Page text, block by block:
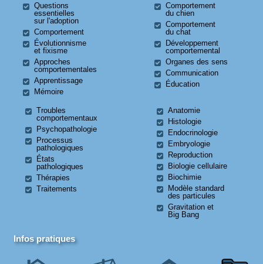
Questions
essentielles
sur l'adoption
Comportement
Évolutionnisme
et fixisme
Approches
comportementales
Apprentissage
Mémoire
Comportement
du chien
Comportement
du chat
Développement
comportemental
Organes des sens
Communication
Éducation
Troubles
comportementaux
Psychopathologie
Processus
pathologiques
États
pathologiques
Thérapies
Traitements
Anatomie
Histologie
Endocrinologie
Embryologie
Reproduction
Biologie cellulaire
Biochimie
Modèle standard
des particules
Gravitation et
Big Bang
Infos pratiques